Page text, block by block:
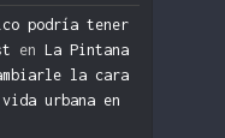
podría tener
en La Pintana
la cara
urbana en